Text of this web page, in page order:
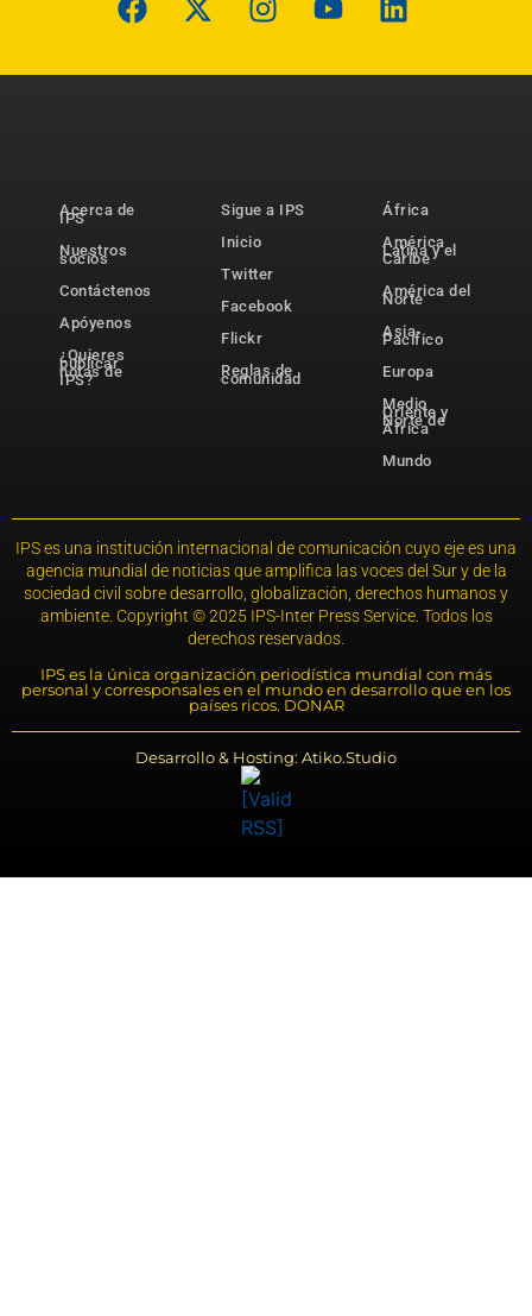
Acerca de
IPS
Nuestros
socios
Contáctenos
Apóyenos
¿Quieres
publicar
notas de
IPS?
Sigue a IPS
Inicio
Twitter
Facebook
Flickr
Reglas de
comunidad
África
América
Latina y el
Caribe
América del
Norte
Asia-
Pacífico
Europa
Medio
Oriente y
Norte de
África
Mundo
IPS es una institución internacional de comunicación cuyo eje es una
agencia mundial de noticias que amplifica las voces del Sur y de la
sociedad civil sobre desarrollo, globalización, derechos humanos y
ambiente. Copyright © 2025 IPS-Inter Press Service. Todos los
derechos reservados.
IPS es la única organización periodística mundial con más
personal y corresponsales en el mundo en desarrollo que en los
países ricos. DONAR
Desarrollo & Hosting: Atiko.Studio